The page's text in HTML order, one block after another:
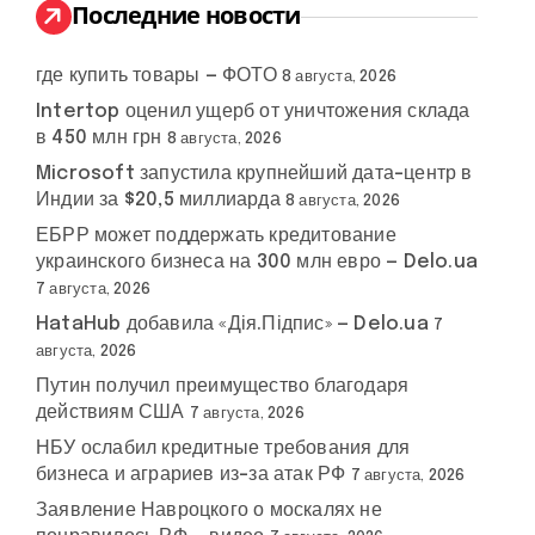
: Последние новости
где купить товары — ФОТО 8 августа, 2026
Intertop оценил ущерб от уничтожения склада
в 450 млн грн 8 августа, 2026
Microsoft запустила крупнейший дата-центр в
Индии за $20,5 миллиарда 8 августа, 2026
ЕБРР может поддержать кредитование
украинского бизнеса на 300 млн евро — Delo.ua
7 августа, 2026
HataHub добавила «Дія.Підпис» — Delo.ua 7
августа, 2026
Путин получил преимущество благодаря
действиям США 7 августа, 2026
НБУ ослабил кредитные требования для
бизнеса и аграриев из-за атак РФ 7 августа, 2026
Заявление Навроцкого о москалях не